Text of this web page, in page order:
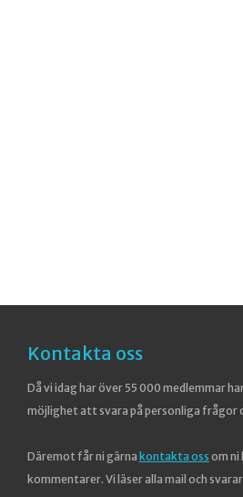
Kontakta oss
Då vi idag har över 55 000 medlemmar
möjlighet att svara på personliga frågor
Däremot får ni gärna kontakta oss om ni
kommentarer. Vi läser alla mail och